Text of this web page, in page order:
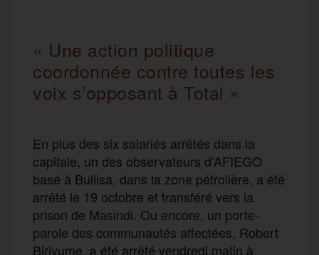
« Une action politique
coordonnée contre toutes les
voix s’opposant à Total »
En plus des six salariés arrêtés dans la
capitale, un des observateurs d’AFIEGO
basé à Buliisa, dans la zone pétrolière, a été
arrêté le 19 octobre et transféré vers la
prison de Masindi. Ou encore, un porte-
parole des communautés affectées, Robert
Biriyume, a été arrêté vendredi matin à